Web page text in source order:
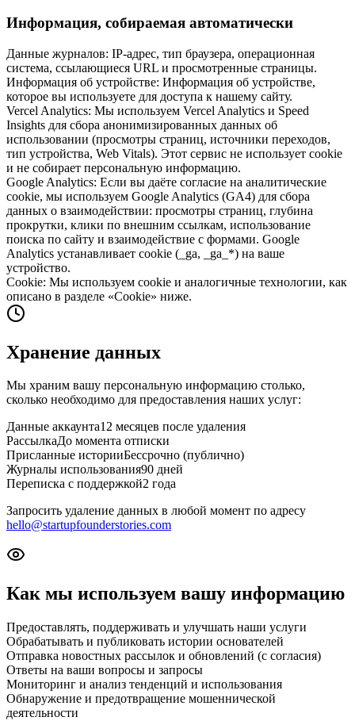
Информация, собираемая автоматически
Данные журналов: IP-адрес, тип браузера, операционная
система, ссылающиеся URL и просмотренные страницы.
Информация об устройстве: Информация об устройстве,
которое вы используете для доступа к нашему сайту.
Vercel Analytics: Мы используем Vercel Analytics и Speed
Insights для сбора анонимизированных данных об
использовании (просмотры страниц, источники переходов,
тип устройства, Web Vitals). Этот сервис не использует cookie
и не собирает персональную информацию.
Google Analytics: Если вы даёте согласие на аналитические
cookie, мы используем Google Analytics (GA4) для сбора
данных о взаимодействии: просмотры страниц, глубина
прокрутки, клики по внешним ссылкам, использование
поиска по сайту и взаимодействие с формами. Google
Analytics устанавливает cookie (_ga, _ga_*) на ваше
устройство.
Cookie: Мы используем cookie и аналогичные технологии, как
описано в разделе «Cookie» ниже.
Хранение данных
Мы храним вашу персональную информацию столько,
сколько необходимо для предоставления наших услуг:
Данные аккаунта12 месяцев после удаления
РассылкаДо момента отписки
Присланные историиБессрочно (публично)
Журналы использования90 дней
Переписка с поддержкой2 года
Запросить удаление данных в любой момент по адресу
hello@startupfounderstories.com
Как мы используем вашу информацию
Предоставлять, поддерживать и улучшать наши услуги
Обрабатывать и публиковать истории основателей
Отправка новостных рассылок и обновлений (с согласия)
Ответы на ваши вопросы и запросы
Мониторинг и анализ тенденций и использования
Обнаружение и предотвращение мошеннической
деятельности